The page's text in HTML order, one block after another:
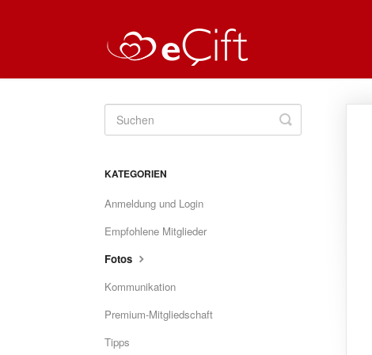
Toggle
Search
KATEGORIEN
Anmeldung und Login
Empfohlene Mitglieder
Fotos
Kommunikation
Premium-Mitgliedschaft
Tipps